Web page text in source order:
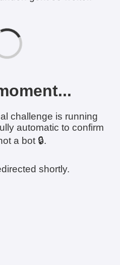
challenge is running
automatic to confirm
a bot 🔒.
shortly.